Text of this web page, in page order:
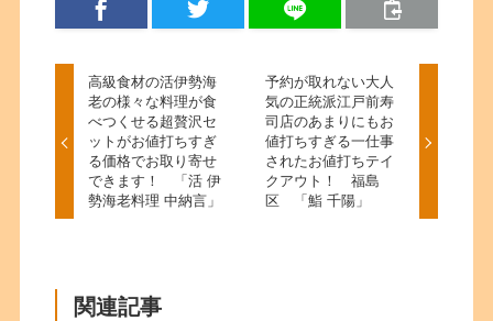
高級食材の活伊勢海
老の様々な料理が食
べつくせる超贅沢セ
ットがお値打ちすぎ
る価格でお取り寄せ
できます！ 「活 伊
勢海老料理 中納言」
予約が取れない大人
気の正統派江戸前寿
司店のあまりにもお
値打ちすぎる一仕事
されたお値打ちテイ
クアウト！ 福島
区 「鮨 千陽」
関連記事